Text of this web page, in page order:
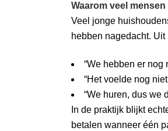
Waarom veel
Veel jonge
hebben nagedacht.
“We hebben er nog
“Het voelde nog
“We huren, dus we
In de praktijk blijkt
betalen wanneer één